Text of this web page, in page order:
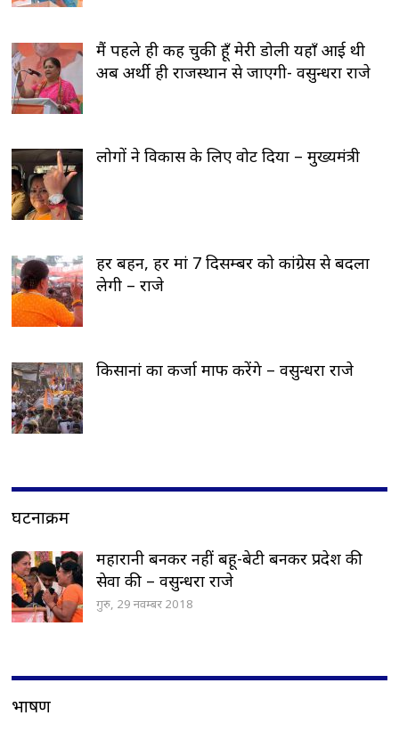
मैं पहले ही कह चुकी हूँ मेरी डोली यहाँ आई थी
अब अर्थी ही राजस्थान से जाएगी- वसुन्धरा राजे
लोगों ने विकास के लिए वोट दिया – मुख्यमंत्री
हर बहन, हर मां 7 दिसम्बर को कांग्रेस से बदला
लेगी – राजे
किसानां का कर्जा माफ करेंगे – वसुन्धरा राजे
घटनाक्रम
महारानी बनकर नहीं बहू-बेटी बनकर प्रदेश की
सेवा की – वसुन्धरा राजे
गुरु, 29 नवम्बर 2018
भाषण